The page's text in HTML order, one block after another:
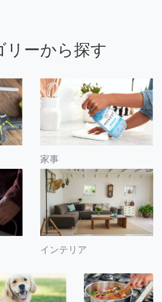
リーから探す
家事
インテリア